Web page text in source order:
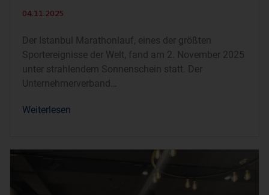
04.11.2025
Der Istanbul Marathonlauf, eines der größten
Sportereignisse der Welt, fand am 2. November 2025
unter strahlendem Sonnenschein statt. Der
Unternehmerverband
Weiterlesen